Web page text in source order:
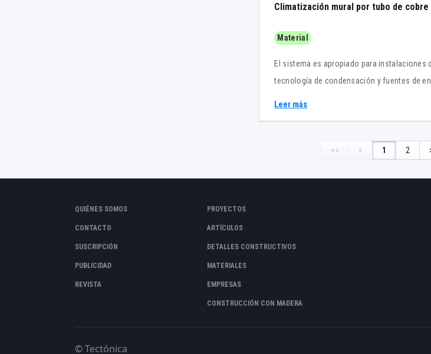
Climatización mural por tubo de cobre
Material
El sistema es apropiado para instalaciones
tecnología de condensación y fuentes de
Leer más
<< < 1 2
QUIÉNES SOMOS
CONTACTO
SUSCRIPCIÓN
PUBLICIDAD
REVISTA
PROYECTOS
ARTÍCULOS
DETALLES CONSTRUCTIVOS
MATERIALES
EMPRESAS
CONSTRUCCIÓN CON MADERA
© Tectónica